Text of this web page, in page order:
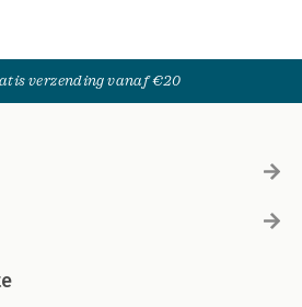
verzending vanaf €20